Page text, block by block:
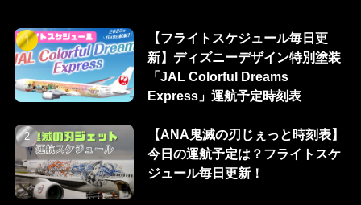
【フライトスケジュール毎日更
新】ディズニーデザイン特別塗装
「JAL Colorful Dreams
Express」運航予定時刻表
【ANA鬼滅の刃じぇっと時刻表】
今日の運航予定は？フライトスケ
ジュール毎日更新！